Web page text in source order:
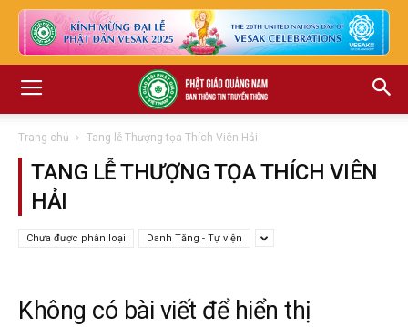
Trang chủ Tang lễ Thượng tọa Thích Viên Hải
TANG LỄ THƯỢNG TỌA THÍCH VIÊN
HẢI
Chưa được phân loại Danh Tăng - Tự viện
Không có bài viết để hiển thị